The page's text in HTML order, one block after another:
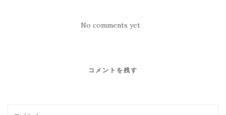
No comments yet
コメントを残す